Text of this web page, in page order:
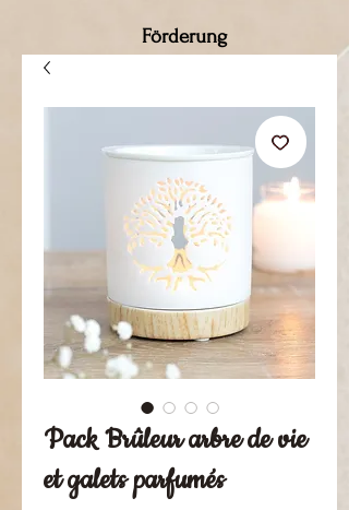
Förderung
Pack Brûleur arbre de vie
et galets parfumés